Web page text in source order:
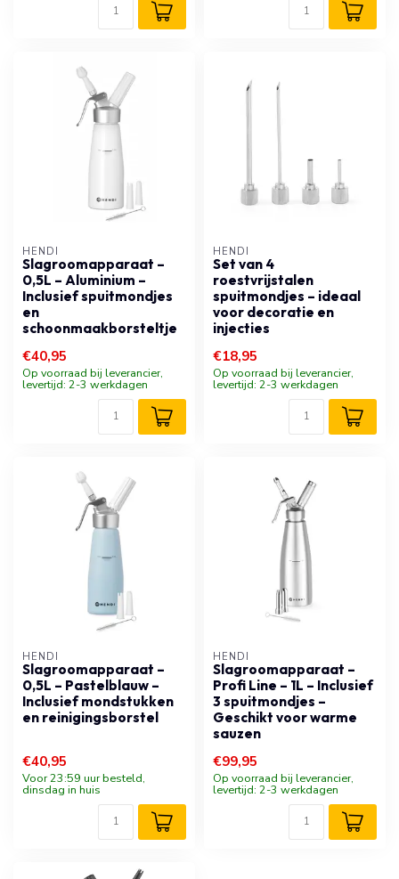
HENDI
Slagroomapparaat –
0,5L – Aluminium –
Inclusief spuitmondjes
en
schoonmaakborsteltje
€40,95
Op voorraad bij leverancier,
levertijd: 2-3 werkdagen
HENDI
Set van 4
roestvrijstalen
spuitmondjes – ideaal
voor decoratie en
injecties
€18,95
Op voorraad bij leverancier,
levertijd: 2-3 werkdagen
HENDI
Slagroomapparaat –
0,5L – Pastelblauw –
Inclusief mondstukken
en reinigingsborstel
€40,95
Voor 23:59 uur besteld,
dinsdag in huis
HENDI
Slagroomapparaat –
Profi Line – 1L – Inclusief
3 spuitmondjes –
Geschikt voor warme
sauzen
€99,95
Op voorraad bij leverancier,
levertijd: 2-3 werkdagen